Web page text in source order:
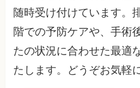
随時受け付けています。
階での予防ケアや、手術
たの状況に合わせた最適
たします。どうぞお気軽